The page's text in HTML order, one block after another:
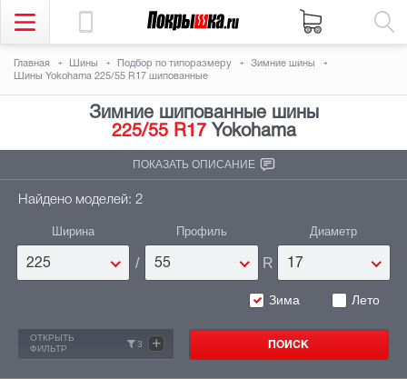
Главная Шины Подбор по типоразмеру
Зимние шины
Шины Yokohama 225/55 R17 шипованные
Зимние шипованные шины
225/55 R17 Yokohama
ПОКАЗАТЬ ОПИСАНИЕ
Найдено моделей: 2
Ширина
225 /
Профиль
55 R
Диаметр
17
Зима Лето
ОТКРЫТЬ
ФИЛЬТР
3 +